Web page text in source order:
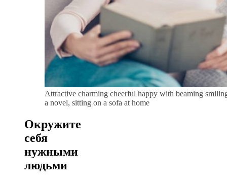
Attractive charming cheerful happy with beaming
a novel, sitting on a sofa at home
Окружите
себя
нужными
людьми